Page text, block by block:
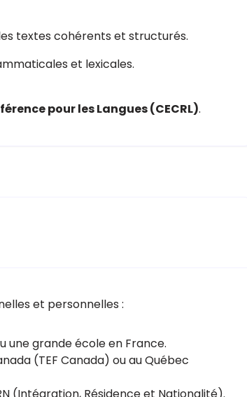
textes cohérents et structurés.
et lexicales.
pour les Langues (CECRL).
et personnelles :
une grande école en France.
(TEF Canada) ou au Québec
(Intégration, Résidence et Nationalité).